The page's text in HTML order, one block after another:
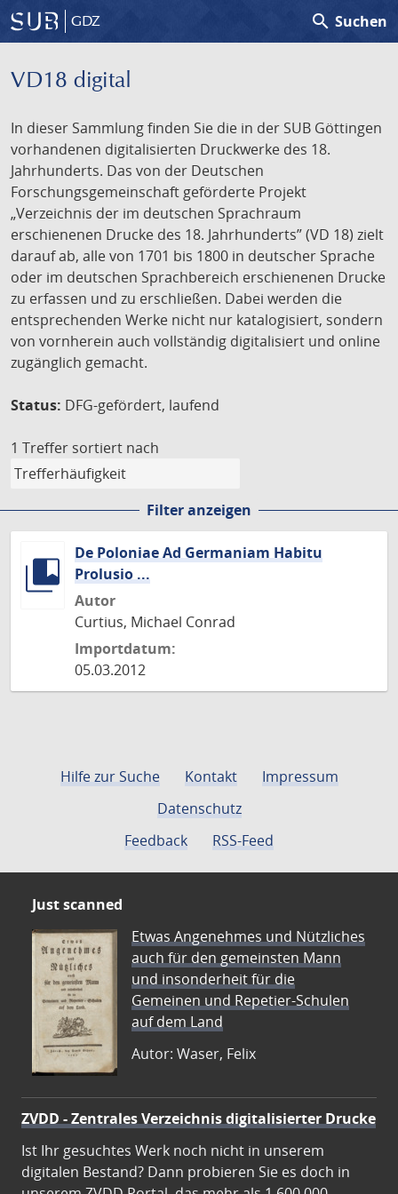
GDZ search Suchen
VD18 digital
In dieser Sammlung finden Sie die in der SUB Göttingen
vorhandenen digitalisierten Druckwerke des 18.
Jahrhunderts. Das von der Deutschen
Forschungsgemeinschaft geförderte Projekt
„Verzeichnis der im deutschen Sprachraum
erschienenen Drucke des 18. Jahrhunderts” (VD 18) zielt
darauf ab, alle von 1701 bis 1800 in deutscher Sprache
oder im deutschen Sprachbereich erschienenen Drucke
zu erfassen und zu erschließen. Dabei werden die
entsprechenden Werke nicht nur katalogisiert, sondern
von vornherein auch vollständig digitalisiert und online
zugänglich gemacht.
Status: DFG-gefördert, laufend
1 Treffer sortiert nach
Filter anzeigen
De Poloniae Ad Germaniam Habitu
Prolusio ...
Autor
Curtius, Michael Conrad
Importdatum:
05.03.2012
Hilfe zur Suche Kontakt
Impressum
Datenschutz
Feedback
RSS-Feed
Just scanned
Etwas Angenehmes und Nützliches
auch für den gemeinsten Mann
und insonderheit für die
Gemeinen und Repetier-Schulen
auf dem Land
Autor: Waser, Felix
ZVDD - Zentrales Verzeichnis digitalisierter Drucke
Ist Ihr gesuchtes Werk noch nicht in unserem
digitalen Bestand? Dann probieren Sie es doch in